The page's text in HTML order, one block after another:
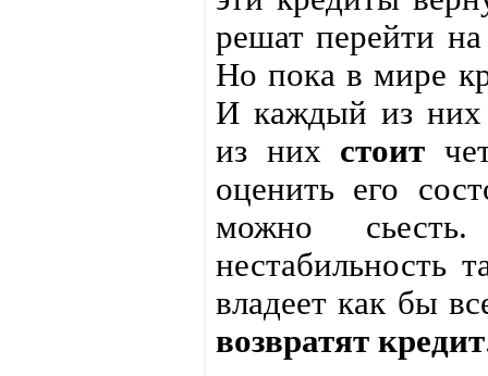
решат перейти
Но пока в мире
И каждый из
из них стоит
оценить его
можно
нестабильность
владеет как бы
возвратят кредит